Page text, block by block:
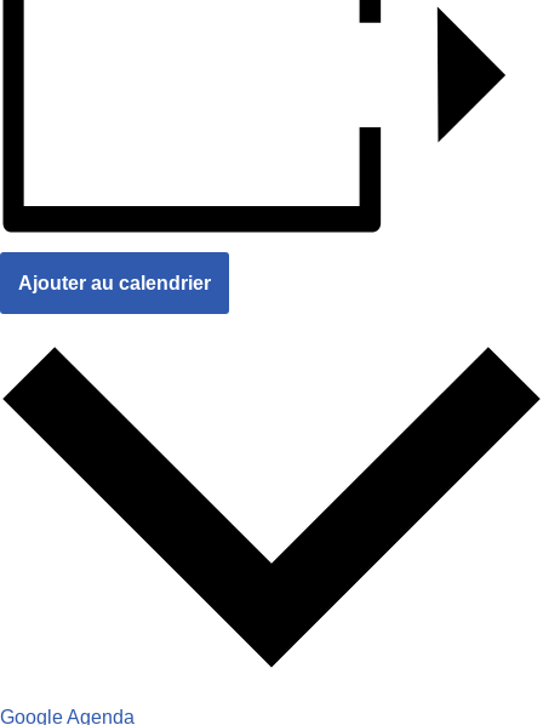
Ajouter au calendrier
Google Agenda